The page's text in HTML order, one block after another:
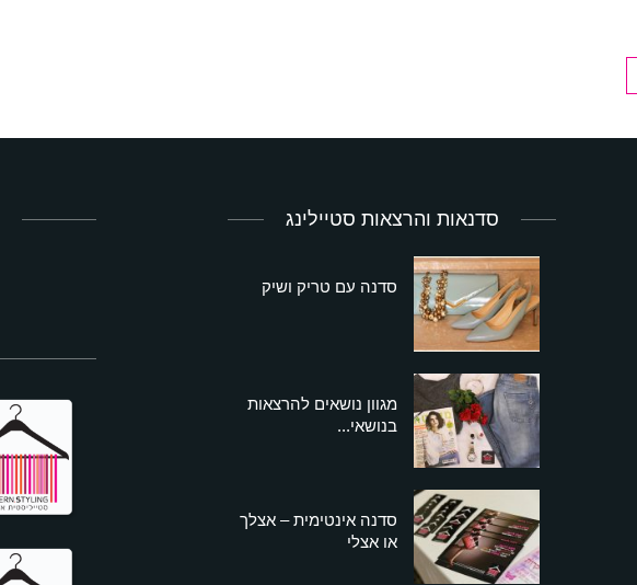
סדנאות והרצאות סטיילינג
סדנה עם טריק ושיק
מגוון נושאים להרצאות
בנושאי...
סדנה אינטימית – אצלך
או אצלי